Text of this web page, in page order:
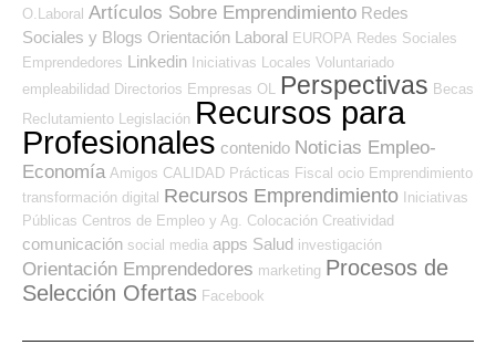
O.Laboral Artículos Sobre Emprendimiento Redes
Sociales y Blogs Orientación Laboral EUROPA Redes Sociales
Emprendedores Linkedin Iniciativas Locales Voluntariado
empleabilidad Directorios Empresas OL Perspectivas Becas
Reclutamiento
Legislación Recursos para
Profesionales contenido Noticias Empleo-
Economía Amigos CALIDAD Prácticas Fiscal ocio Emprendimiento
transformación digital Recursos Emprendimiento Iniciativas
Públicas Centros de Empleo y Ag. Colocación Creatividad
comunicación social media apps Salud investigación
Orientación Emprendedores marketing Procesos de
Selección Ofertas Facebook